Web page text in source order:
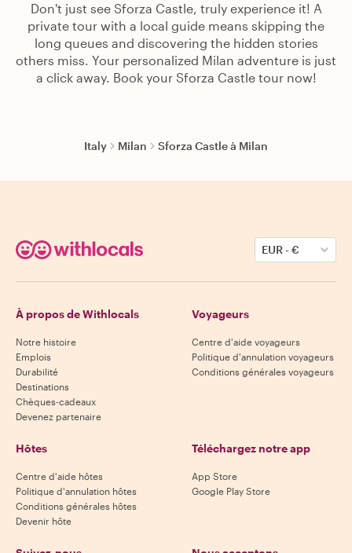
Don't just see Sforza Castle, truly experience it! A
private tour with a local guide means skipping the
long queues and discovering the hidden stories
others miss. Your personalized Milan adventure is just
a click away. Book your Sforza Castle tour now!
Italy Milan Sforza Castle à Milan
EUR-€
À propos de Withlocals
Notre histoire
Emplois
Durabilité
Destinations
Chèques-cadeaux
Devenez partenaire
Voyageurs
Centre d'aide voyageurs
Politique d'annulation voyageurs
Conditions générales voyageurs
Hôtes
Centre d'aide hôtes
Politique d'annulation hôtes
Conditions générales hôtes
Devenir hôte
Téléchargez notre app
App Store
Google Play Store